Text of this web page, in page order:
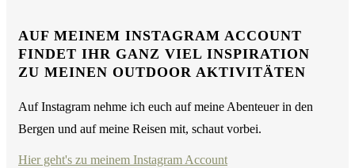
AUF MEINEM INSTAGRAM ACCOUNT
FINDET IHR GANZ VIEL INSPIRATION
ZU MEINEN OUTDOOR AKTIVITÄTEN
Auf Instagram nehme ich euch auf meine Abenteuer in den
Bergen und auf meine Reisen mit, schaut vorbei.
Hier geht's zu meinem Instagram Account